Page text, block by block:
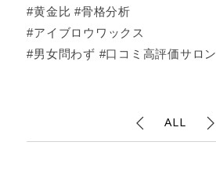
#黄金比 #骨格分析
#アイブロウワックス
#男女問わず #口コミ高評価サロン
ALL